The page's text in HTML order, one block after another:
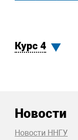
Курс 4
Новости
Новости ННГУ